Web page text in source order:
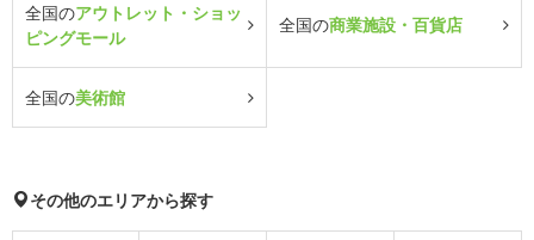
全国のアウトレット・ショッ
ピングモール
全国の商業施設・百貨店
全国の美術館
その他のエリアから探す